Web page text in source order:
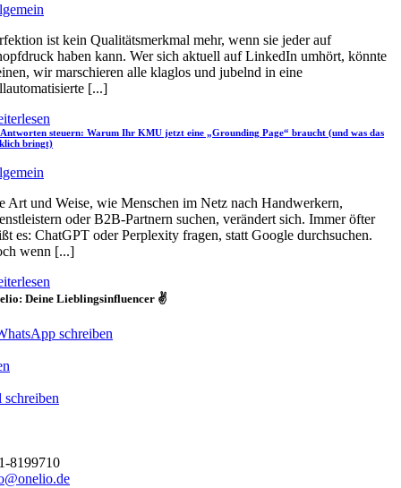
ist kein Qualitätsmerkmal mehr, wenn sie jeder auf
haben kann. Wer sich aktuell auf LinkedIn umhört, könnte
wir marschieren alle klaglos und jubelnd in eine
[...]
steuern: Warum Ihr KMU jetzt eine „Grounding Page“ braucht (und was das
bringt)
Art und Weise, wie Menschen im Netz nach Handwerkern,
oder B2B-Partnern suchen, verändert sich. Immer öfter
es: ChatGPT oder Perplexity fragen, statt Google durchsuchen.
wenn [...]
Deine Lieblingsinfluencer ✌️
schreiben
8199710